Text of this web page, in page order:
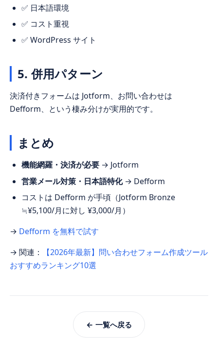
✅ 日本語環境
✅ コスト重視
✅ WordPress サイト
5. 併用パターン
決済付きフォームは Jotform、お問い合わせは
Defform、という棲み分けが実用的です。
まとめ
機能網羅・決済が必要 → Jotform
営業メール対策・日本語特化→ Defform
コストは Defform が手頃（Jotform Bronze
≒¥5,100/月に対し ¥3,000/月）
→ Defform を無料で試す
→ 関連：
【2026年最新】問い合わせフォーム作成ツール
おすすめランキング10選
← 一覧へ戻る